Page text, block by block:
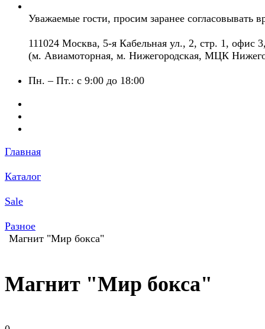
Уважаемые гости, просим заранее согласовывать
111024 Москва, 5-я Кабельная ул., 2, стр. 1, офис
(м. Авиамоторная, м. Нижегородская, МЦК
Пн. – Пт.: с 9:00 до 18:00
Главная
Каталог
Sale
Разное
Магнит "Мир бокса"
Магнит "Мир бокса"